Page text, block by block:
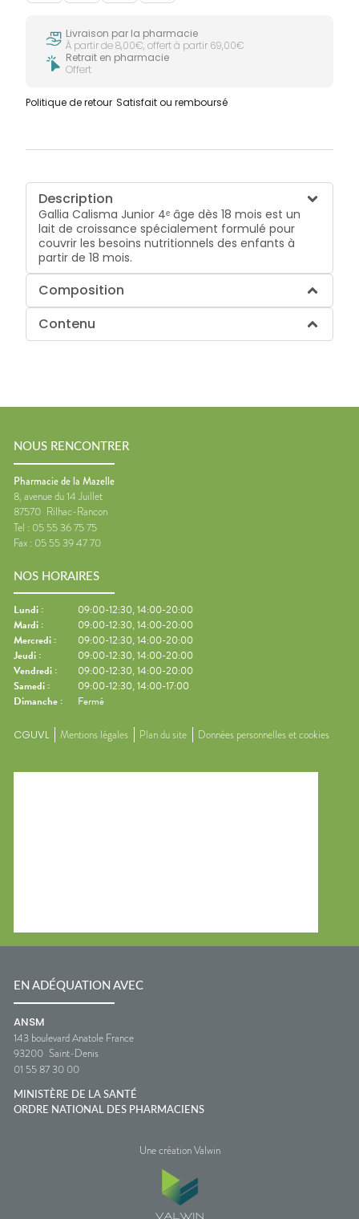
Livraison par la pharmacie
À partir de 8,00€, offert à partir 69,00€
Retrait en pharmacie
Offert
Politique de retour Satisfait ou remboursé
Description
Gallia Calisma Junior 4ᵉ âge dès 18 mois est un
lait de croissance spécialement formulé pour
couvrir les besoins nutritionnels des enfants à
partir de 18 mois.
Composition
Contenu
NOUS RENCONTRER
Pharmacie de la Mazelle
8, avenue du 14 Juillet
87570 Rilhac-Rancon
Tel : 05 55 36 75 75
Fax : 05 55 39 47 70
NOS HORAIRES
Lundi :
09:00-12:30, 14:00-20:00
Mardi :
09:00-12:30, 14:00-20:00
Mercredi :
09:00-12:30, 14:00-20:00
Jeudi :
09:00-12:30, 14:00-20:00
Vendredi :
09:00-12:30, 14:00-20:00
Samedi :
09:00-12:30, 14:00-17:00
Dimanche : Fermé
CGUVL Mentions légales Plan du site Données personnelles et cookies
EN ADÉQUATION AVEC
ANSM
143 boulevard Anatole France
93200 Saint-Denis
01 55 87 30 00
MINISTÈRE DE LA SANTÉ
ORDRE NATIONAL DES PHARMACIENS
Une création Valwin